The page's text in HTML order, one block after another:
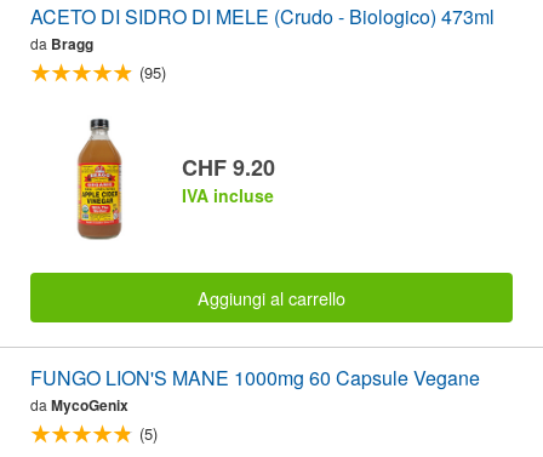
ACETO DI SIDRO DI MELE (Crudo - Biologico) 473ml
da Bragg
(95)
CHF 9.20
IVA incluse
Aggiungi al carrello
FUNGO LION'S MANE 1000mg 60 Capsule Vegane
da MycoGenix
(5)